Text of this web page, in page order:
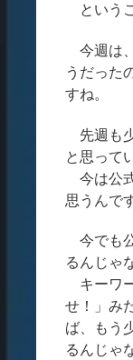
という
今週は
うだった
すね。
先週も
と思って
今は公
思うんで
今でも
るんじゃ
キーワ
せ！」み
ば、もう
るんじゃ